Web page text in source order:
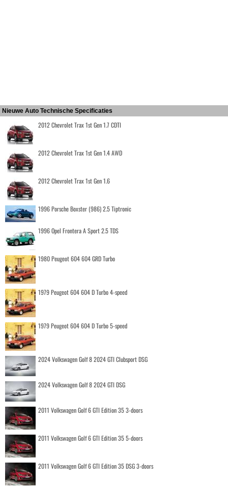
Nieuwe Auto Technische Specificaties
2012 Chevrolet Trax 1st Gen 1.7 CDTI
2012 Chevrolet Trax 1st Gen 1.4 AWD
2012 Chevrolet Trax 1st Gen 1.6
1996 Porsche Boxster (986) 2.5 Tiptronic
1996 Opel Frontera A Sport 2.5 TDS
1980 Peugeot 604 604 GRD Turbo
1979 Peugeot 604 604 D Turbo 4-speed
1979 Peugeot 604 604 D Turbo 5-speed
2024 Volkswagen Golf 8 2024 GTI Clubsport DSG
2024 Volkswagen Golf 8 2024 GTI DSG
2011 Volkswagen Golf 6 GTI Edition 35 3-doors
2011 Volkswagen Golf 6 GTI Edition 35 5-doors
2011 Volkswagen Golf 6 GTI Edition 35 DSG 3-doors